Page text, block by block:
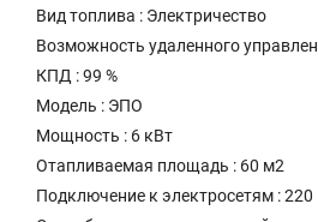
Вид топлива : Электричество
Возможность удаленного
КПД : 99 %
Модель : ЭПО
Мощность : 6 кВт
Отапливаемая площадь : 60 м2
Подключение к электросетям : 220